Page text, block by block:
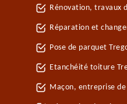
Rénovation, travaux
Réparation et
Pose de parquet
Etanchéité toiture
Maçon, entreprise